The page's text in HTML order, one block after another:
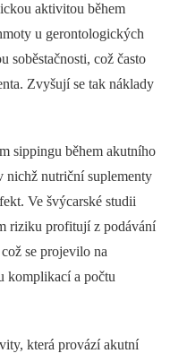
aktivitou během
u gerontologických
soběstačnosti, což často
Zvyšují se tak náklady
sippingu během akutního
nichž nutriční suplementy
Ve švýcarské studii
riziku profitují z podávání
se projevilo na
komplikací a počtu
která provází akutní